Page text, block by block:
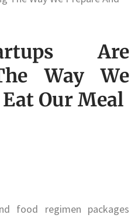
Are
Way We
Our Meal
food regimen packages